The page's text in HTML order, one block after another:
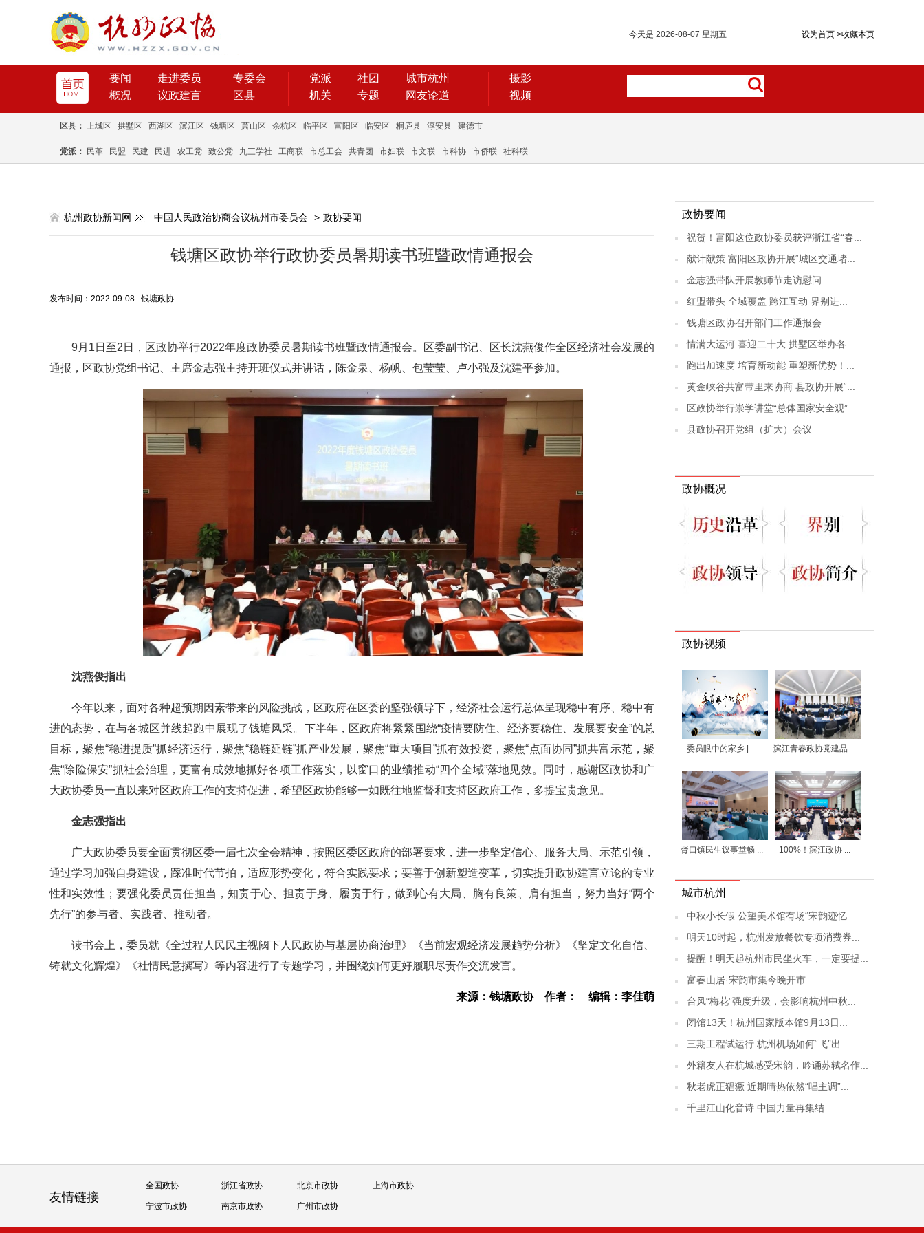
设为首页 >收藏本页
今天是 2026-08-07 星期五
要闻 走进委员
专委会
概况
议政建言 区县
党派 社团
城市杭州
机关
专题 网友论道
摄影
视频
区县： 上城区 拱墅区 西湖区 滨江区 钱塘区 萧山区 余杭区 临平区 富阳区 临安区 桐庐县 淳安县 建德市
党派： 民革 民盟 民建 民进 农工党 致公党 九三学社 工商联 市总工会 共青团 市妇联 市文联 市科协 市侨联 社科联
杭州政协新闻网 中国人民政治协商会议杭州市委员会 > 政协要闻
钱塘区政协举行政协委员暑期读书班暨政情通报会
发布时间：2022-09-08 钱塘政协
9月1日至2日，区政协举行2022年度政协委员暑期读书班暨政情通报会。区委副书记、区长沈燕俊作全区经济社会发展的
通报，区政协党组书记、主席金志强主持开班仪式并讲话，陈金泉、杨帆、包莹莹、卢小强及沈建平参加。
沈燕俊指出
今年以来，面对各种超预期因素带来的风险挑战，区政府在区委的坚强领导下，经济社会运行总体呈现稳中有序、稳中有
进的态势，在与各城区并线起跑中展现了钱塘风采。下半年，区政府将紧紧围绕“疫情要防住、经济要稳住、发展要安全”的总
目标，聚焦“稳进提质”抓经济运行，聚焦“稳链延链”抓产业发展，聚焦“重大项目”抓有效投资，聚焦“点面协同”抓共富示范，聚
焦“除险保安”抓社会治理，更富有成效地抓好各项工作落实，以窗口的业绩推动“四个全域”落地见效。同时，感谢区政协和广
大政协委员一直以来对区政府工作的支持促进，希望区政协能够一如既往地监督和支持区政府工作，多提宝贵意见。
金志强指出
广大政协委员要全面贯彻区委一届七次全会精神，按照区委区政府的部署要求，进一步坚定信心、服务大局、示范引领，
通过学习加强自身建设，踩准时代节拍，适应形势变化，符合实践要求；要善于创新塑造变革，切实提升政协建言立论的专业
性和实效性；要强化委员责任担当，知责于心、担责于身、履责于行，做到心有大局、胸有良策、肩有担当，努力当好“两个
先行”的参与者、实践者、推动者。
读书会上，委员就《全过程人民民主视阈下人民政协与基层协商治理》《当前宏观经济发展趋势分析》《坚定文化自信、
铸就文化辉煌》《社情民意撰写》等内容进行了专题学习，并围绕如何更好履职尽责作交流发言。
来源：钱塘政协 作者： 编辑：李佳萌
政协要闻
祝贺！富阳这位政协委员获评浙江省“春...
献计献策 富阳区政协开展“城区交通堵...
金志强带队开展教师节走访慰问
红盟带头 全域覆盖 跨江互动 界别进...
钱塘区政协召开部门工作通报会
情满大运河 喜迎二十大 拱墅区举办各...
跑出加速度 培育新动能 重塑新优势！...
黄金峡谷共富带里来协商 县政协开展“...
区政协举行崇学讲堂“总体国家安全观”...
县政协召开党组（扩大）会议
政协概况
政协视频
委员眼中的家乡 | ... 滨江青春政协党建品 ...
胥口镇民生议事堂畅 ... 100%！滨江政协 ...
城市杭州
中秋小长假 公望美术馆有场“宋韵迹忆...
明天10时起，杭州发放餐饮专项消费券...
提醒！明天起杭州市民坐火车，一定要提...
富春山居·宋韵市集今晚开市
台风“梅花”强度升级，会影响杭州中秋...
闭馆13天！杭州国家版本馆9月13日...
三期工程试运行 杭州机场如何“飞”出...
外籍友人在杭城感受宋韵，吟诵苏轼名作...
秋老虎正猖獗 近期晴热依然“唱主调”...
千里江山化音诗 中国力量再集结
友情链接
全国政协 浙江省政协 北京市政协 上海市政协
宁波市政协 南京市政协 广州市政协